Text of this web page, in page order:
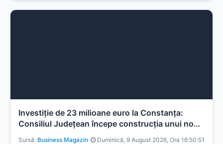
Investiţie de 23 milioane euro la Constanţa:
Consiliul Judeţean începe construcţia unui nou
Acvariu, finanţat din fonduri europene
Sursă: Business Magazin Duminică, 9 August 2026, Ora 16:50:51